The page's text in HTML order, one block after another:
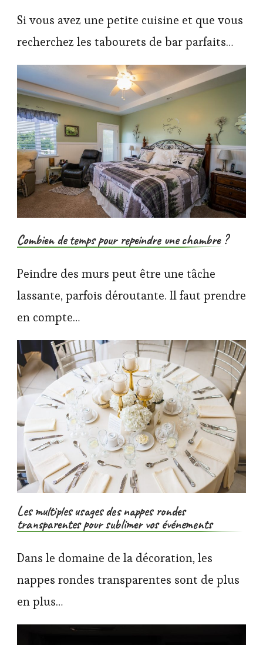
Si vous avez une petite cuisine et que vous
recherchez les tabourets de bar parfaits…
Combien de temps pour repeindre une chambre ?
Peindre des murs peut être une tâche
lassante, parfois déroutante. Il faut prendre
en compte…
Les multiples usages des nappes rondes
transparentes pour sublimer vos événements
Dans le domaine de la décoration, les
nappes rondes transparentes sont de plus
en plus…